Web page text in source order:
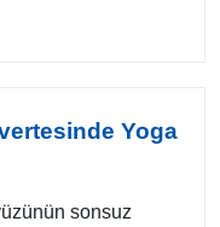
Yoga
sonsuz